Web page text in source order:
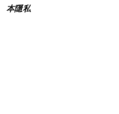
本隱私